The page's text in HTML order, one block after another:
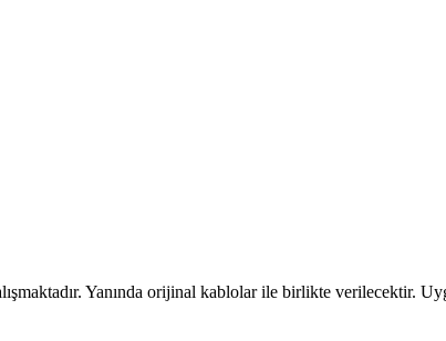
Yanında orijinal kablolar ile birlikte verilecektir.